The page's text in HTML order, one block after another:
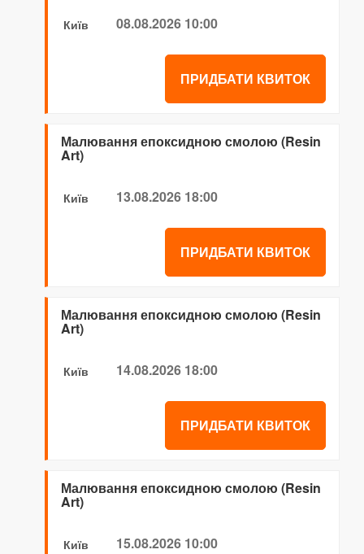
Київ 08.08.2026 10:00
ПРИДБАТИ КВИТОК
Малювання епоксидною смолою (Resin
Art)
Київ 13.08.2026 18:00
ПРИДБАТИ КВИТОК
Малювання епоксидною смолою (Resin
Art)
Київ 14.08.2026 18:00
ПРИДБАТИ КВИТОК
Малювання епоксидною смолою (Resin
Art)
Київ 15.08.2026 10:00